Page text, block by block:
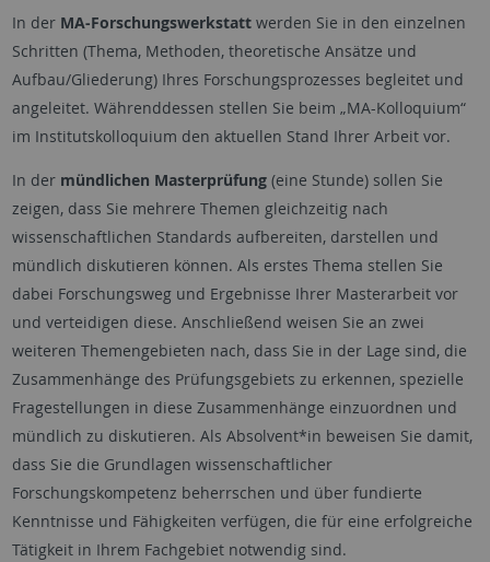
In der MA-Forschungswerkstattwerden Sie in den einzelnen
Schritten (Thema, Methoden, theoretische Ansätze und
Aufbau/Gliederung) Ihres Forschungsprozesses begleitet und
angeleitet. Währenddessen stellen Sie beim „MA-Kolloquium“
im Institutskolloquium den aktuellen Stand Ihrer Arbeit vor.
In der mündlichen Masterprüfung(eine Stunde) sollen Sie
zeigen, dass Sie mehrere Themen gleichzeitig nach
wissenschaftlichen Standards aufbereiten, darstellen und
mündlich diskutieren können. Als erstes Thema stellen Sie
dabei Forschungsweg und Ergebnisse Ihrer Masterarbeit vor
und verteidigen diese. Anschließend weisen Sie an zwei
weiteren Themengebieten nach, dass Sie in der Lage sind, die
Zusammenhänge des Prüfungsgebiets zu erkennen, spezielle
Fragestellungen in diese Zusammenhänge einzuordnen und
mündlich zu diskutieren. Als Absolvent*in beweisen Sie damit,
dass Sie die Grundlagen wissenschaftlicher
Forschungskompetenz beherrschen und über fundierte
Kenntnisse und Fähigkeiten verfügen, die für eine erfolgreiche
Tätigkeit in Ihrem Fachgebiet notwendig sind.